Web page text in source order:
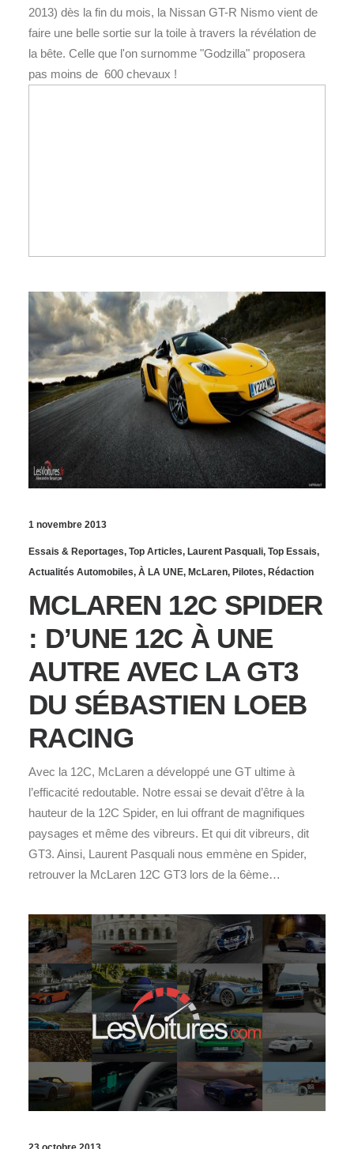
2013) dès la fin du mois, la Nissan GT-R Nismo vient de
faire une belle sortie sur la toile à travers la révélation de
la bête. Celle que l'on surnomme "Godzilla" proposera
pas moins de 600 chevaux !
1 novembre 2013
Essais & Reportages, Top Articles, Laurent Pasquali, Top Essais,
Actualités Automobiles, À LA UNE, McLaren, Pilotes, Rédaction
MCLAREN 12C SPIDER
: D’UNE 12C À UNE
AUTRE AVEC LA GT3
DU SÉBASTIEN LOEB
RACING
Avec la 12C, McLaren a développé une GT ultime à
l’efficacité redoutable. Notre essai se devait d’être à la
hauteur de la 12C Spider, en lui offrant de magnifiques
paysages et même des vibreurs. Et qui dit vibreurs, dit
GT3. Ainsi, Laurent Pasquali nous emmène en Spider,
retrouver la McLaren 12C GT3 lors de la 6ème…